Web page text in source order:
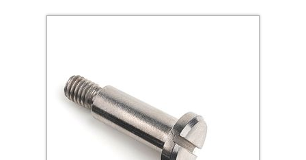
Инструмент
Крюки, кольца с метрической резьбой
Крюки, кольца с шурупной резьбой